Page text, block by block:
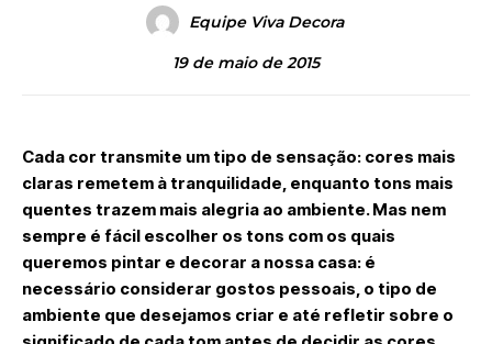
Equipe Viva Decora
19 de maio de 2015
Cada cor transmite um tipo de sensação: cores mais
claras remetem à tranquilidade, enquanto tons mais
quentes trazem mais alegria ao ambiente. Mas nem
sempre é fácil escolher os tons com os quais
queremos pintar e decorar a nossa casa: é
necessário considerar gostos pessoais, o tipo de
ambiente que desejamos criar e até refletir sobre o